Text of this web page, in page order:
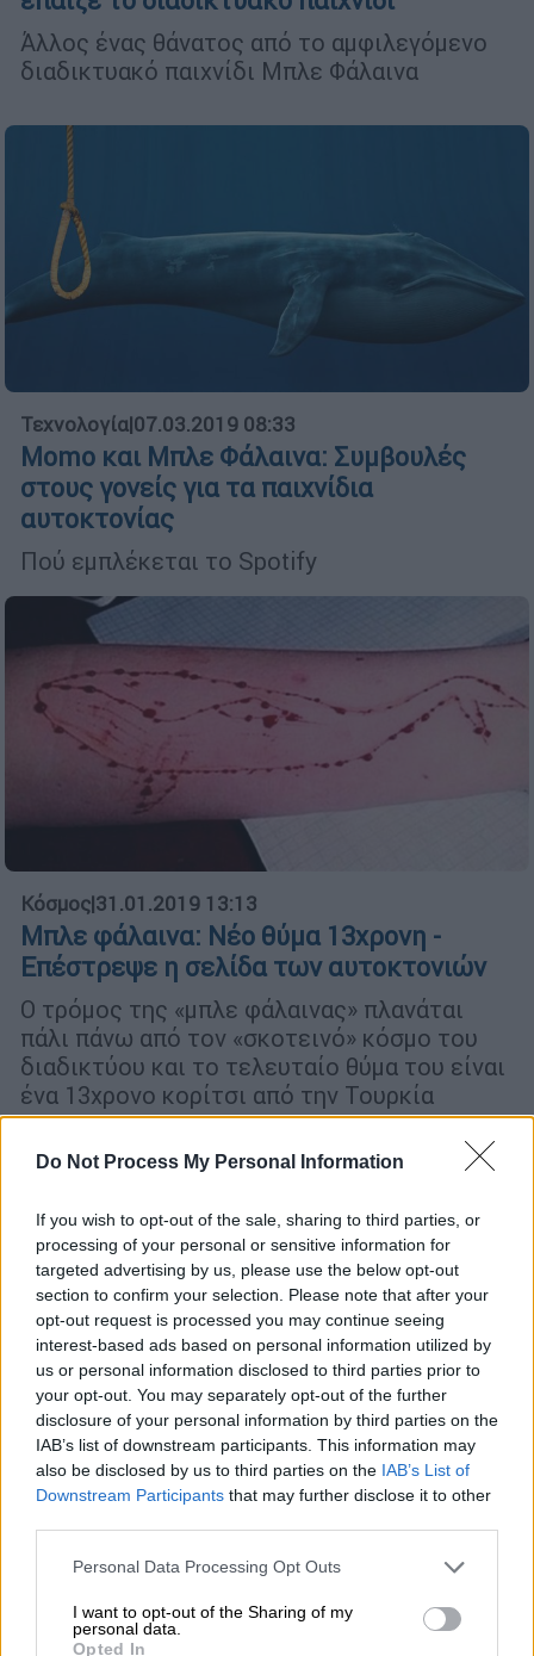
Do Not Process My Personal Information
If you wish to opt-out of the sale, sharing to third parties, or
processing of your personal or sensitive information for
targeted advertising by us, please use the below opt-out
section to confirm your selection. Please note that after your
opt-out request is processed you may continue seeing
interest-based ads based on personal information utilized by
us or personal information disclosed to third parties prior to
your opt-out. You may separately opt-out of the further
disclosure of your personal information by third parties on the
IAB’s list of downstream participants. This information may
also be disclosed by us to third parties on the IAB’s List of
Downstream Participants that may further disclose it to other
Please note that this website/app uses one or more Google
not limited to your visit or usage behaviour. You may click to
grant or deny consent to Google and its third-party tags to
Personal Data Processing Opt Outs
I want to opt-out of the Sharing of my
personal data.
Opted In
Άλλος ένας θάνατος από το αμφιλεγόμενο
διαδικτυακό παιχνίδι Μπλε Φάλαινα
Τεχνολογία|07.03.2019 08:33
Momo και Μπλε Φάλαινα: Συμβουλές
στους γονείς για τα παιχνίδια
αυτοκτονίας
Πού εμπλέκεται το Spotify
Κόσμος|31.01.2019 13:13
Μπλε φάλαινα: Νέο θύμα 13χρονη -
Επέστρεψε η σελίδα των αυτοκτονιών
Ο τρόμος της «μπλε φάλαινας» πλανάται
πάλι πάνω από τον «σκοτεινό» κόσμο του
διαδικτύου και το τελευταίο θύμα του είναι
ένα 13χρονο κορίτσι από την Τουρκία
Ελλάδα|27.10.2018 23:18
Οι μόδες που κάνουν το Διαδίκτυο
παγίδα θανάτου για τους νέους
Τα «παιχνίδια δοκιμασιών» έχουν σπρώξει
στον θάνατο εκατοντάδες εφήβους,